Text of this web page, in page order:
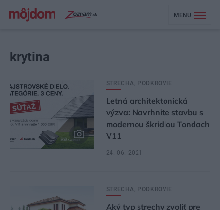
MENU
krytina
STRECHA, PODKROVIE
Letná architektonická
výzva: Navrhnite stavbu s
modernou škridlou Tondach
V11
24. 06. 2021
STRECHA, PODKROVIE
Aký typ strechy zvoliť pre